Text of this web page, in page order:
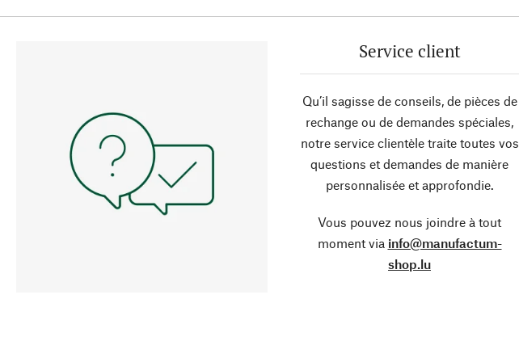
Service client
Qu’il sagisse de conseils, de pièces de
rechange ou de demandes spéciales,
notre service clientèle traite toutes vos
questions et demandes de manière
personnalisée et approfondie.
Vous pouvez nous joindre à tout
moment via info@manufactum-
shop.lu